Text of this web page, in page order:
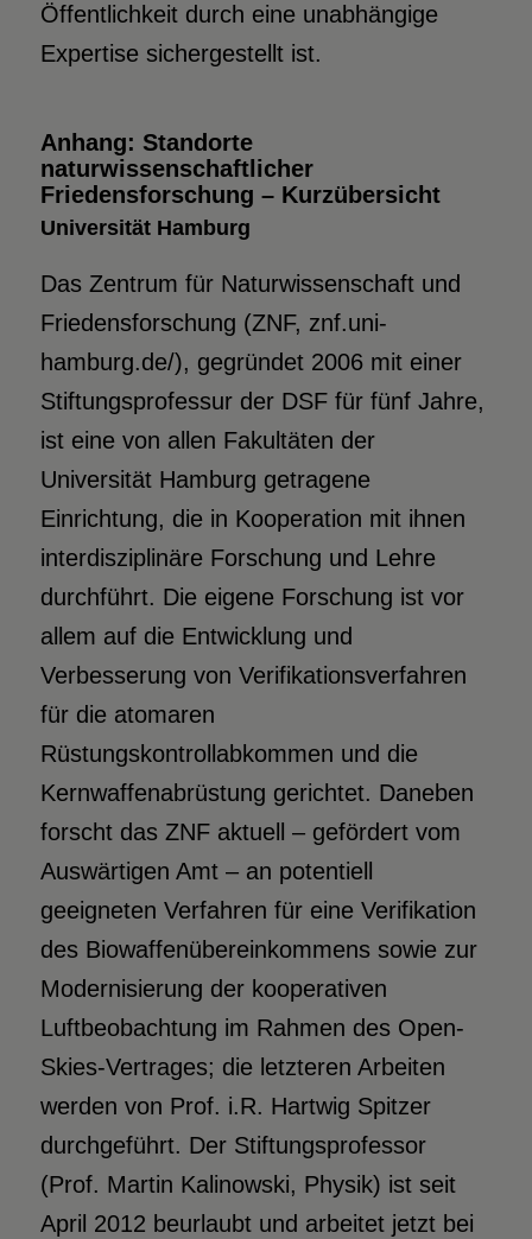
Öffentlichkeit durch eine unabhängige
Expertise sichergestellt ist.
Anhang: Standorte
naturwissenschaftlicher
Friedensforschung – Kurzübersicht
Universität Hamburg
Das Zentrum für Naturwissenschaft und
Friedensforschung (ZNF, znf.uni-
hamburg.de/), gegründet 2006 mit einer
Stiftungsprofessur der DSF für fünf Jahre,
ist eine von allen Fakultäten der
Universität Hamburg getragene
Einrichtung, die in Kooperation mit ihnen
interdisziplinäre Forschung und Lehre
durchführt. Die eigene Forschung ist vor
allem auf die Entwicklung und
Verbesserung von Verifikationsverfahren
für die atomaren
Rüstungskontrollabkommen und die
Kernwaffenabrüstung gerichtet. Daneben
forscht das ZNF aktuell – gefördert vom
Auswärtigen Amt – an potentiell
geeigneten Verfahren für eine Verifikation
des Biowaffenübereinkommens sowie zur
Modernisierung der kooperativen
Luftbeobachtung im Rahmen des Open-
Skies-Vertrages; die letzteren Arbeiten
werden von Prof. i.R. Hartwig Spitzer
durchgeführt. Der Stiftungsprofessor
(Prof. Martin Kalinowski, Physik) ist seit
April 2012 beurlaubt und arbeitet jetzt bei